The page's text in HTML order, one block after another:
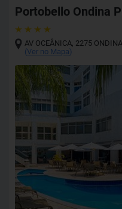
Portobello Ondina
AV OCEÂNICA, 2275 ONDINA
(Ver no Mapa)